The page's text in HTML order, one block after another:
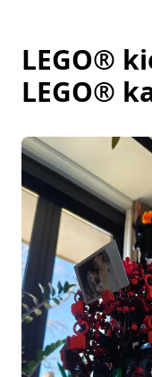
LEGO®
LEGO®